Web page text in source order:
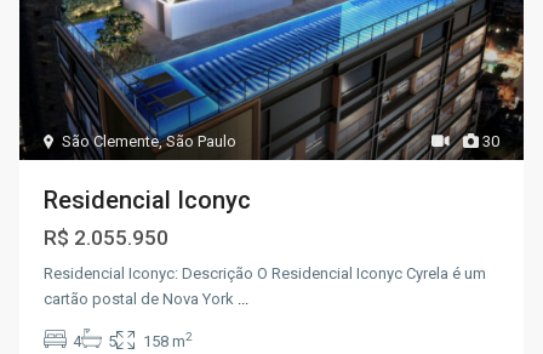
30
São Clemente,São Paulo
Residencial Iconyc
R$ 2.055.950
Residencial Iconyc: Descrição O Residencial Iconyc Cyrela é um
cartão postal de Nova York
4 5 158 m2